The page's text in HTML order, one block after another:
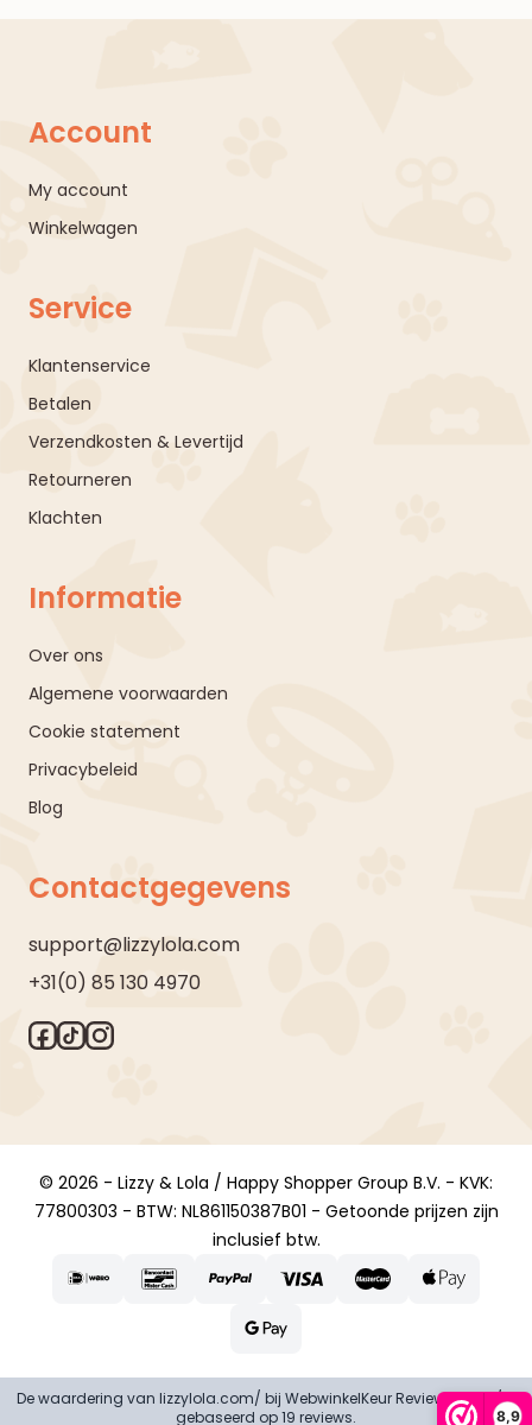
8,9
Account
My account
Winkelwagen
Service
Klantenservice
Betalen
Verzendkosten & Levertijd
Retourneren
Klachten
Informatie
Over ons
Algemene voorwaarden
Cookie statement
Privacybeleid
Blog
Contactgegevens
support@lizzylola.com
+31(0) 85 130 4970
© 2026 - Lizzy & Lola / Happy Shopper Group B.V. - KVK:
77800303 - BTW: NL861150387B01 - Getoonde prijzen zijn
inclusief btw.
De waardering van lizzylola.com/ bij WebwinkelKeur Reviewsis 8.9/10
gebaseerd op 19 reviews.